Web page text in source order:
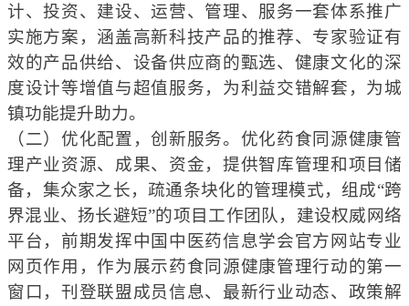
计、投资、建设、运营、管理、服务一套体系推广
实施方案，涵盖高新科技产品的推荐、专家验证有
效的产品供给、设备供应商的甄选、健康文化的深
度设计等增值与超值服务，为利益交错解套，为城
镇功能提升助力。
（二）优化配置，创新服务。优化药食同源健康管
理产业资源、成果、资金，提供智库管理和项目储
备，集众家之长，疏通条块化的管理模式，组成“跨
界混业、扬长避短”的项目工作团队， 建设权威网络
平台， 前期发挥中国 中医药信息学会官方网站专业
网页作用， 作为展示药食同源健康管理行动的第一
窗口，刊登联盟成员信息、最新行业动态、政策解